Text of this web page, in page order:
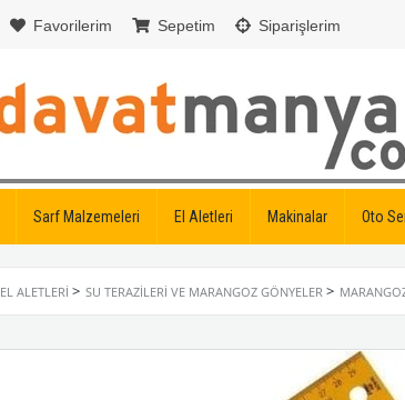
Favorilerim Sepetim Siparişlerim
Sarf Malzemeleri El Aletleri Makinalar Oto
EL ALETLERI > SU TERAZILERI VE MARANGOZ GÖNYELER >